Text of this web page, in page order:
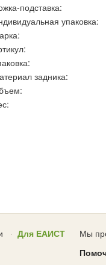
подставка:
упаковка:
задника:
Для ЕАИСТ
Мы